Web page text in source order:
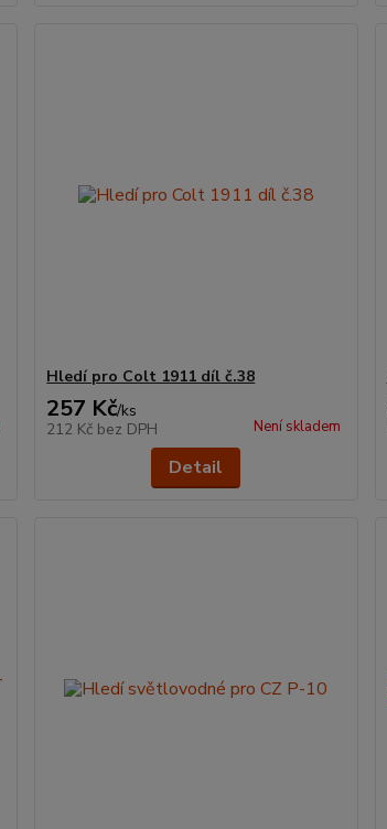
Hledí pro Colt 1911 díl č.38
257 Kč/ks
212 Kč bez DPH Není skladem
Detail